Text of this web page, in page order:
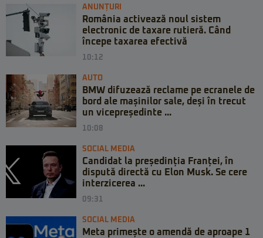
ANUNȚURI
România activează noul sistem
electronic de taxare rutieră. Când
începe taxarea efectivă
10:12
AUTO
BMW difuzează reclame pe ecranele de
bord ale mașinilor sale, deși în trecut
un vicepreședinte ...
10:08
SOCIAL MEDIA
Candidat la președinția Franței, în
dispută directă cu Elon Musk. Se cere
interzicerea ...
09:31
SOCIAL MEDIA
Meta primește o amendă de aproape 1